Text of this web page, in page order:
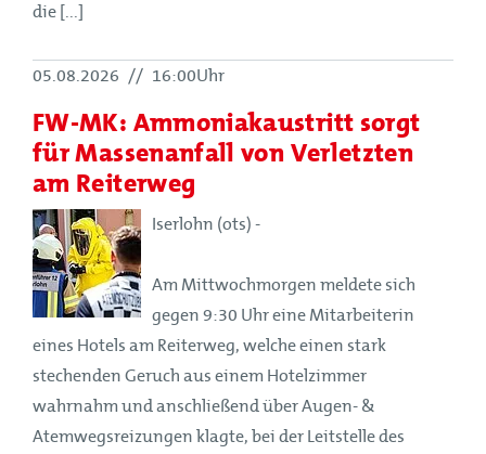
die [...]
05.08.2026 // 16:00Uhr
FW-MK: Ammoniakaustritt sorgt
für Massenanfall von Verletzten
am Reiterweg
Iserlohn (ots) -
Am Mittwochmorgen meldete sich
gegen 9:30 Uhr eine Mitarbeiterin
eines Hotels am Reiterweg, welche einen stark
stechenden Geruch aus einem Hotelzimmer
wahrnahm und anschließend über Augen- &
Atemwegsreizungen klagte, bei der Leitstelle des